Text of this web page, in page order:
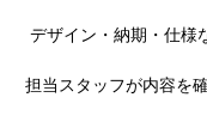
デザイン・納期・仕様
担当スタッフが内容を